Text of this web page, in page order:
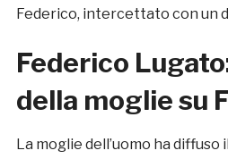
Federico, intercettato con un
Federico
della moglie su
La moglie dell’uomo ha diffuso